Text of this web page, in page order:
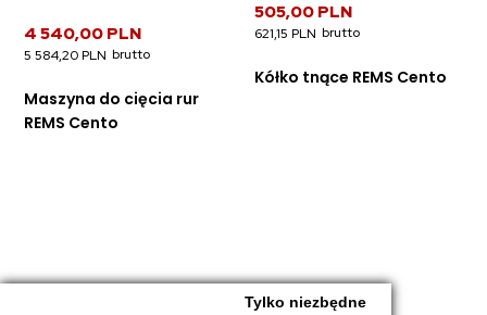
Tylko niezbędne
Maszyna do cięcia rur
REMS Cento
4 540,00 PLN
5 584,20 PLN
Kółko tnące REMS Cento
505,00 PLN
621,15 PLN